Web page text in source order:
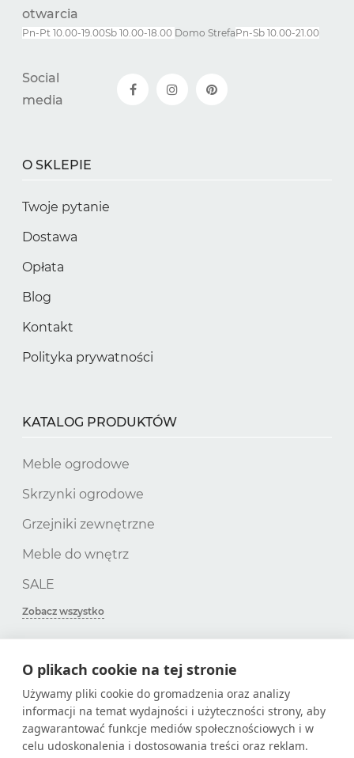
O plikach cookie na tej stronie
Używamy pliki cookie do gromadzenia oraz analizy
informacji na temat wydajności i użyteczności strony, aby
zagwarantować funkcje mediów społecznościowych i w
celu udoskonalenia i dostosowania treści oraz reklam.
otwarcia
Pn-Pt 10.00-19.00Sb 10.00-18.00 Domo StrefaPn-Sb 10.00-21.00
Social
media
O SKLEPIE
Twoje pytanie
Dostawa
Opłata
Blog
Kontakt
Polityka prywatności
KATALOG PRODUKTÓW
Meble ogrodowe
Skrzynki ogrodowe
Grzejniki zewnętrzne
Meble do wnętrz
SALE
Zobacz wszystko
SUBSKRYPCJA
Zdobądź tylko przydatne artykuły!